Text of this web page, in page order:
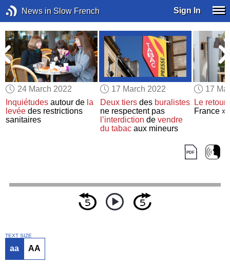
News in Slow French Sign In
24 March 2022
Inquiétudes autour de la
levée des restrictions
sanitaires
17 March 2022
Deux tiersdes buralistes
ne respectent pas
l’interdiction de vendre
du tabacaux mineurs
17
Le retour
France »
TEXT SIZE
aa AA